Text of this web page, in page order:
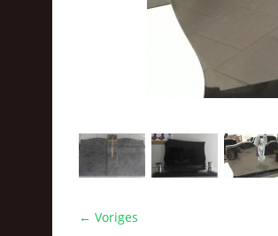
← Voriges